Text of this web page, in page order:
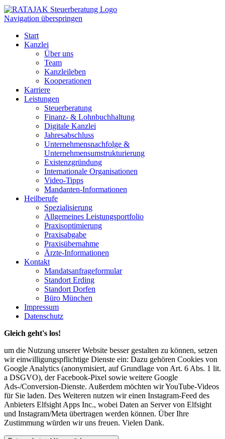
Navigation überspringen
Start
Kanzlei
Über uns
Team
Kanzleileben
Kooperationen
Karriere
Leistungen
Steuerberatung
Finanz- & Lohnbuchhaltung
Digitale Kanzlei
Jahresabschluss
Unternehmensnachfolge &
Unternehmensumstrukturierung
Existenzgründung
Internationale Organisationen
Video-Tipps
Mandanten-Informationen
Heilberufe
Spezialisierung
Allgemeines Leistungsportfolio
Praxisoptimierung
Praxisabgabe
Praxisübernahme
Ärzte-Informationen
Kontakt
Mandatsanfrageformular
Standort Erding
Standort Dorfen
Büro München
Impressum
Datenschutz
Gleich geht's los!
um die Nutzung unserer Website besser gestalten zu können, setzen
wir einwilligungspflichtige Dienste ein: Dazu gehören Cookies von
Google Analytics (anonymisiert, auf Grundlage von Art. 6 Abs. 1 lit.
a DSGVO), der Facebook-Pixel sowie weitere Google
Ads-/Conversion-Dienste. Außerdem möchten wir YouTube-Videos
für Sie laden. Des Weiteren nutzen wir einen Instagram-Feed des
Anbieters Elfsight Apps Inc., wobei Daten an Server von Elfsight
und Instagram/Meta übertragen werden können. Über Ihre
Zustimmung würden wir uns freuen. Vielen Dank.